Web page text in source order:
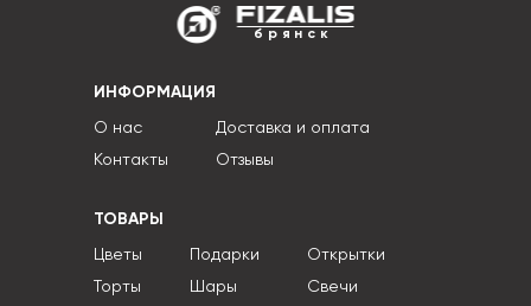
брянск
ИНФОРМАЦИЯ
О нас
Контакты
Доставка и оплата
Отзывы
ТОВАРЫ
Цветы
Торты
Подарки
Шары
Открытки
Свечи